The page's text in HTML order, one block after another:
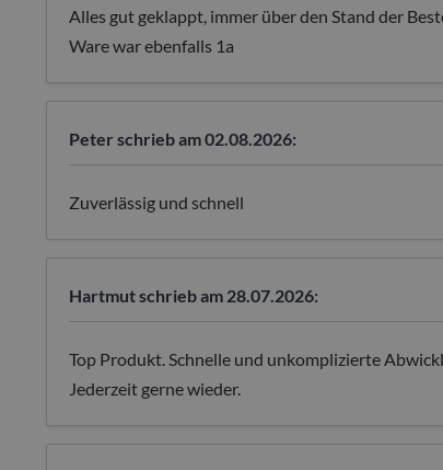
Alles gut geklappt, immer über den Stand der
Ware war ebenfalls 1a
Peter schrieb am 02.08.2026:
Zuverlässig und schnell
Hartmutschrieb am 28.07.2026:
Top Produkt. Schnelle und unkomplizierte
Jederzeit gerne wieder.